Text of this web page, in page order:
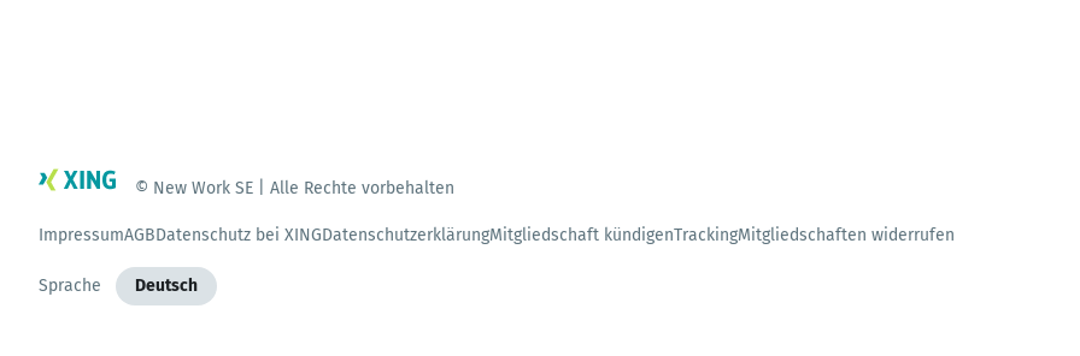
© New Work SE | Alle Rechte vorbehalten
ImpressumAGBDatenschutz bei XINGDatenschutzerklärungMitgliedschaft kündigenTrackingMitgliedschaften widerrufen
Sprache Deutsch